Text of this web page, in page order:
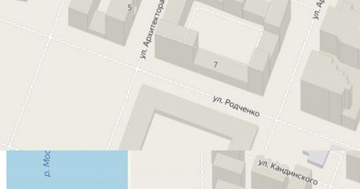
Цена за 1 кв. м
30 000 руб.
О помещении